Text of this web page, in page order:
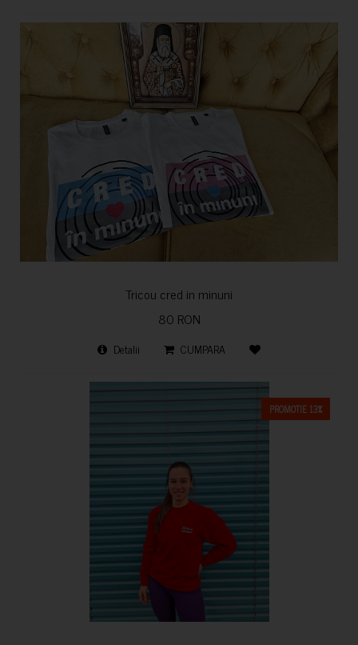
Tricou cred in minuni
80 RON
Detalii CUMPARA
PROMOTIE 13%